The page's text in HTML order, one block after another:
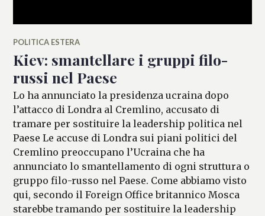
POLITICA ESTERA
Kiev: smantellare i gruppi filo-
russi nel Paese
Lo ha annunciato la presidenza ucraina dopo
l’attacco di Londra al Cremlino, accusato di
tramare per sostituire la leadership politica nel
Paese Le accuse di Londra sui piani politici del
Cremlino preoccupano l’Ucraina che ha
annunciato lo smantellamento di ogni struttura o
gruppo filo-russo nel Paese. Come abbiamo visto
qui, secondo il Foreign Office britannico Mosca
starebbe tramando per sostituire la leadership